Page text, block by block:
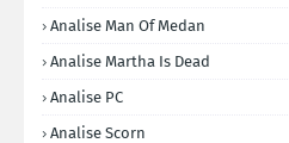
Analise Man Of Medan
Analise Martha Is Dead
Analise PC
Analise Scorn